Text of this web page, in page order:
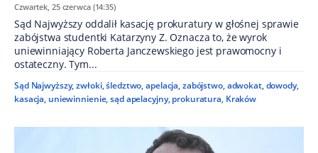
Czwartek, 25 czerwca (14:35)
Sąd Najwyższy oddalił kasację prokuratury w głośnej sprawie
zabójstwa studentki Katarzyny Z. Oznacza to, że wyrok
uniewinniający Roberta Janczewskiego jest prawomocny i
ostateczny. Tym...
Sąd Najwyższy,zwłoki,śledztwo,apelacja,zabójstwo,adwokat,dowody,
kasacja, uniewinnienie,sąd apelacyjny, prokuratura, Kraków